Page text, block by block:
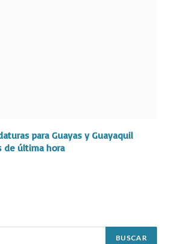
para Guayas y Guayaquil
de última hora